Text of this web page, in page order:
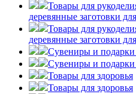
Товары для
деревянные заготовки
Товары для
деревянные заготовки
Сувениры и подарки
Сувениры и подарки
Товары для здоровья
Товары для здоровья